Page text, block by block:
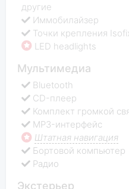
другие
Иммобилайзер
Точки крепления
LED headlights
Мультимедиа
Bluetooth
CD-плеер
Комплект громкой
MP3-интерфейс
Штатная навигация
Бортовой компьютер
Радио
Экстерьер